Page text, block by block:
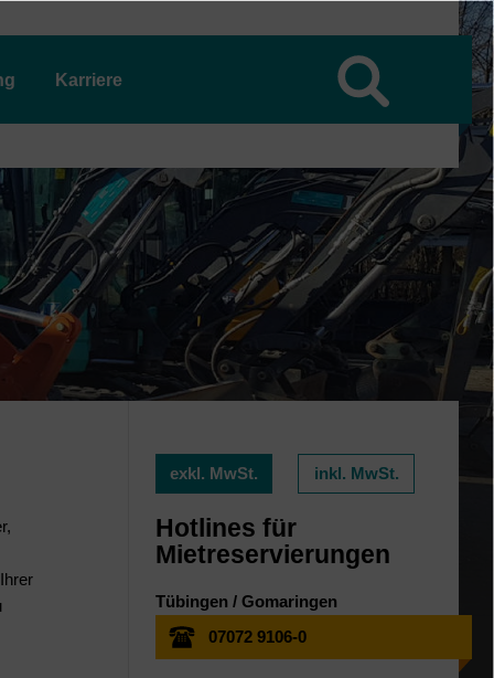
Karriere
exkl. MwSt. inkl. MwSt.
Hotlines für
Mietreservierungen
Tübingen / Gomaringen
07072 9106-0